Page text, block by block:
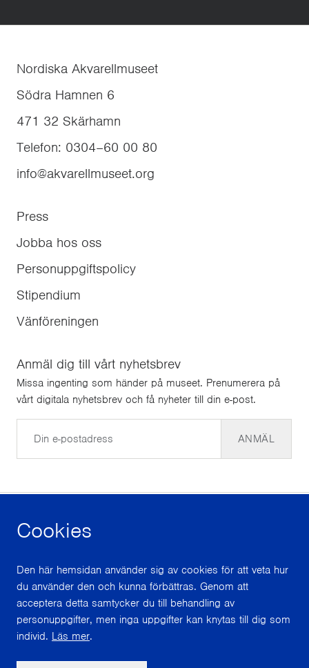
Cookies
Den här hemsidan använder sig av cookies för att veta hur
du använder den och kunna förbättras. Genom att
acceptera detta samtycker du till behandling av
personuppgifter, men inga uppgifter kan knytas till dig som
individ. Läs mer.
Nordiska Akvarellmuseet
Södra Hamnen 6
471 32 Skärhamn
Telefon: 0304–60 00 80
info@akvarellmuseet.org
Press
Jobba hos oss
Personuppgiftspolicy
Stipendium
Vänföreningen
Anmäl dig till vårt nyhetsbrev
Missa ingenting som händer på museet. Prenumerera på
vårt digitala nyhetsbrev och få nyheter till din e-post.
ANMÄL
Med stöd från